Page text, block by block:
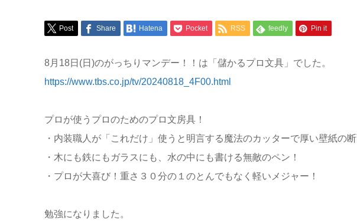
Post Share Hatena Pocket RSS feedly Pin it
8月18日(日)のがっちりマンデー！！は「儲かるプロ文具」でした。
https://www.tbs.co.jp/tv/20240818_4F00.html
プロが使うプロのためのプロ文房具！
・内装職人が「これだけ」使うと明言する魔法のカッターで厚い壁紙の断
・木にも鉄にもガラスにも、水の中にも書ける無敵のペン！
・プロが大喜び！重さ３０分の１のとんでもなく軽いメジャー！
勉強になりました。